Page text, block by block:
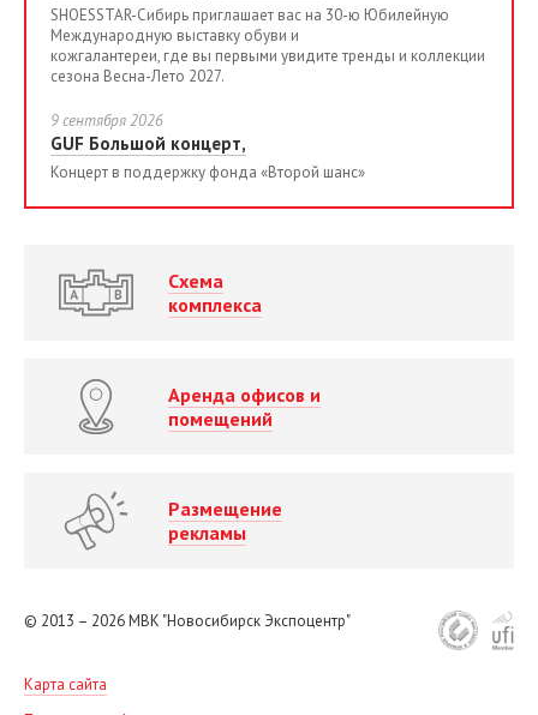
SHOESSTAR-Сибирь приглашает вас на 30-ю Юбилейную
Международную выставку обуви и
кожгалантереи, где вы первыми увидите тренды и коллекции
сезона Весна-Лето 2027.
9 сентября 2026
GUF Большой концерт,
Концерт в поддержку фонда «Второй шанс»
Схема
комплекса
Аренда офисов и
помещений
Размещение
рекламы
© 2013 – 2026МВК "Новосибирск Экспоцентр"
Карта сайта